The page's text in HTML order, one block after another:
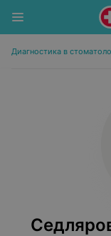
Диагностика в